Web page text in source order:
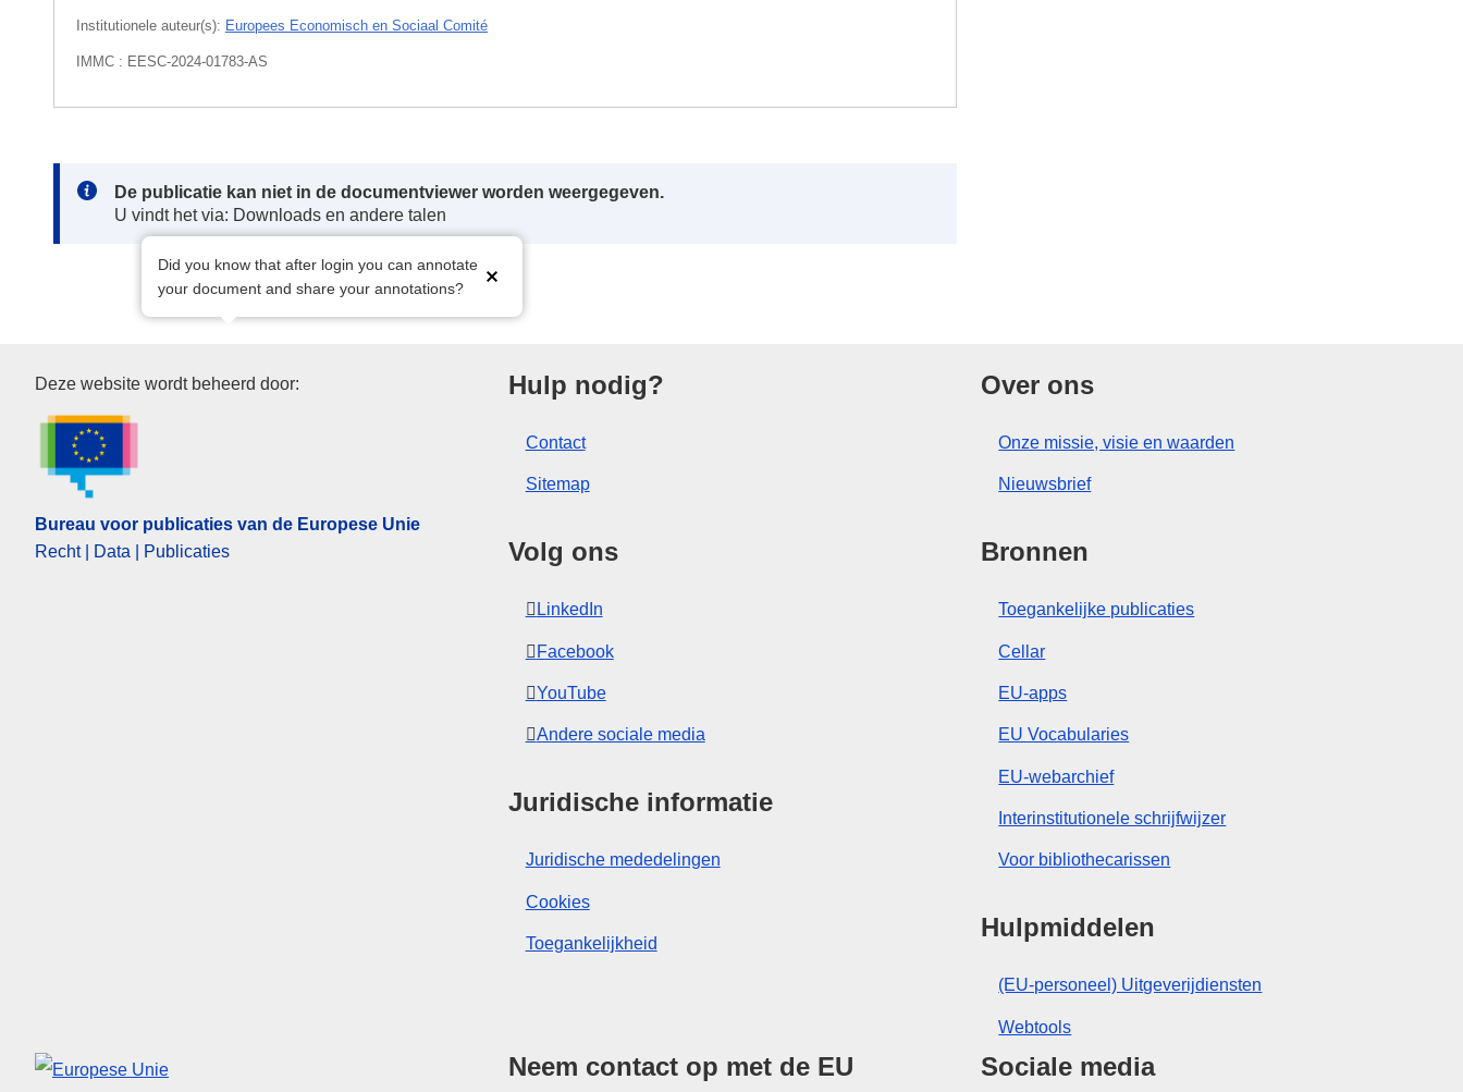
Institutionele auteur(s): Europees Economisch en Sociaal Comité
IMMC : EESC-2024-01783-AS
Note:
De publicatie kan niet in de documentviewer worden weergegeven.
U vindt het via: Downloads en andere talen
Did you know that after login you can annotate
your document and share your annotations?
Bureau voor publicaties van de Europese Unie
Deze website wordt beheerd door:
Bureau voor publicaties van de Europese Unie
Recht | Data | Publicaties
Hulp nodig?
Contact
Sitemap
Volg ons
LinkedIn
Facebook
YouTube
Andere sociale media
Juridische informatie
Juridische mededelingen
Cookies
Toegankelijkheid
Over ons
Onze missie, visie en waarden
Nieuwsbrief
Bronnen
Toegankelijke publicaties
Cellar
EU-apps
EU Vocabularies
EU-webarchief
Interinstitutionele schrijfwijzer
Voor bibliothecarissen
Hulpmiddelen
(EU-personeel) Uitgeverijdiensten
Webtools
Europese Unie Neem contact op met de EU Sociale media